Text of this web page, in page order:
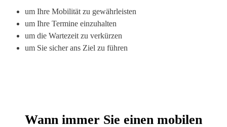
um Ihre Mobilität zu gewährleisten
um Ihre Termine einzuhalten
um die Wartezeit zu verkürzen
um Sie sicher ans Ziel zu führen
Wann immer Sie einen mobilen